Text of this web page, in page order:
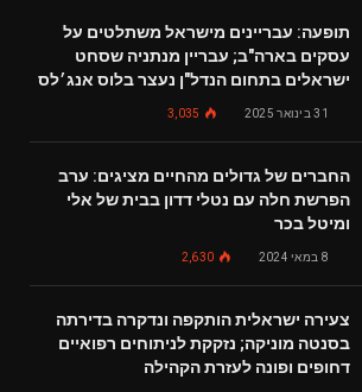
תופעה: עבריינים מישראל משתלטים על
עסקים בארה"ב; עבריין מנתניה שסחט
ישראלים בתחום הנדל"ן נעצר בלוס אנג׳לס
31 בינואר 2025 3,035
החברים של גדולים מהחיים מציגים: ערב
הפרשת חלה עם נטלי דדון בבית של אלי
ומיטל בכר
8 במאי 2024 2,630
צעירה ישראלית הותקפה ונדקרה בדירתה
בסנטה מוניקה; נזקקת לניתוחים רפואיים
דחופים ופונה לעזרת הקהילה